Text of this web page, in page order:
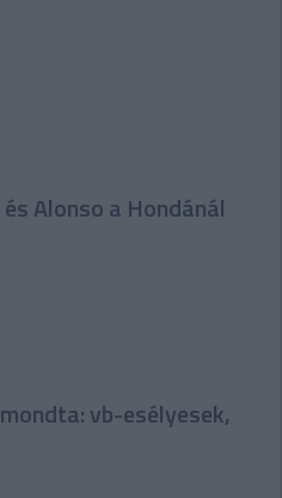
Alonso a Hondánál
vb-esélyesek,